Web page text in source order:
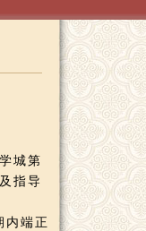
城第
指导
端正